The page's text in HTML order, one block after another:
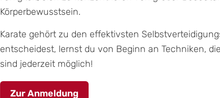
Körperbewusstsein.
Karate gehört zu den effektivsten
entscheidest, lernst du von Beginn an Techniken,
sind jederzeit möglich!
Zur Anmeldung